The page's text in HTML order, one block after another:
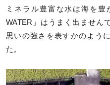
ミネラル豊富な水は海を
WATER」はうまく出ません
思いの強さを表すかのよう
た。